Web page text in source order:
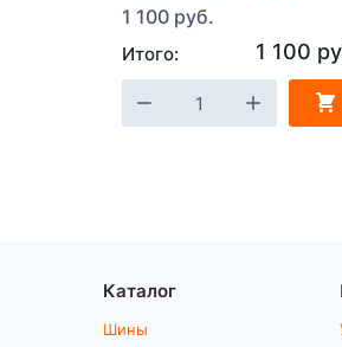
1 100 руб.
Итого: 1 100
Каталог
Шины